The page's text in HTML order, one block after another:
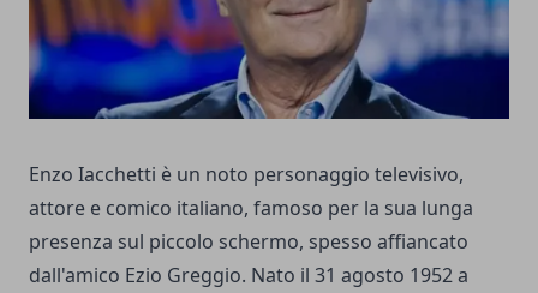
Enzo Iacchetti è un noto personaggio televisivo,
attore e comico italiano, famoso per la sua lunga
presenza sul piccolo schermo, spesso affiancato
dall'amico Ezio Greggio. Nato il 31 agosto 1952 a